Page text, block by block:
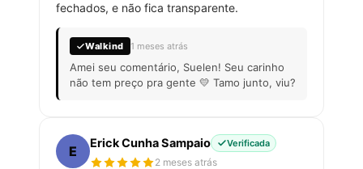
fechados, e não fica transparente.
Walkind 1 meses atrás
Amei seu comentário, Suelen! Seu carinho
não tem preço pra gente 💛 Tamo junto, viu?
E
Erick Cunha Sampaio Verificada
2 meses atrás